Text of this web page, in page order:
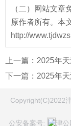
（二）网站文章
原作者所有。本
http://
上一篇： 2025年
下一篇： 2025年
Copyright(C)2022
公安备案号:
津